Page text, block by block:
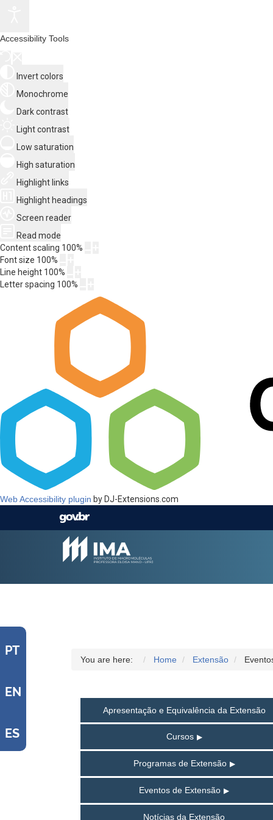
Accessibility Tools
Invert colors
Monochrome
Dark contrast
Light contrast
Low saturation
High saturation
Highlight links
Highlight headings
Screen reader
Read mode
Content scaling 100%
Font size 100%
Line height 100%
Letter spacing 100%
Web Accessibility plugin by DJ-Extensions.com
PT
EN
ES
You are here: Home Extensão
Apresentação e Equivalência da Extensão
Cursos
Programas de Extensão
Eventos de Extensão
Notícias da Extensão